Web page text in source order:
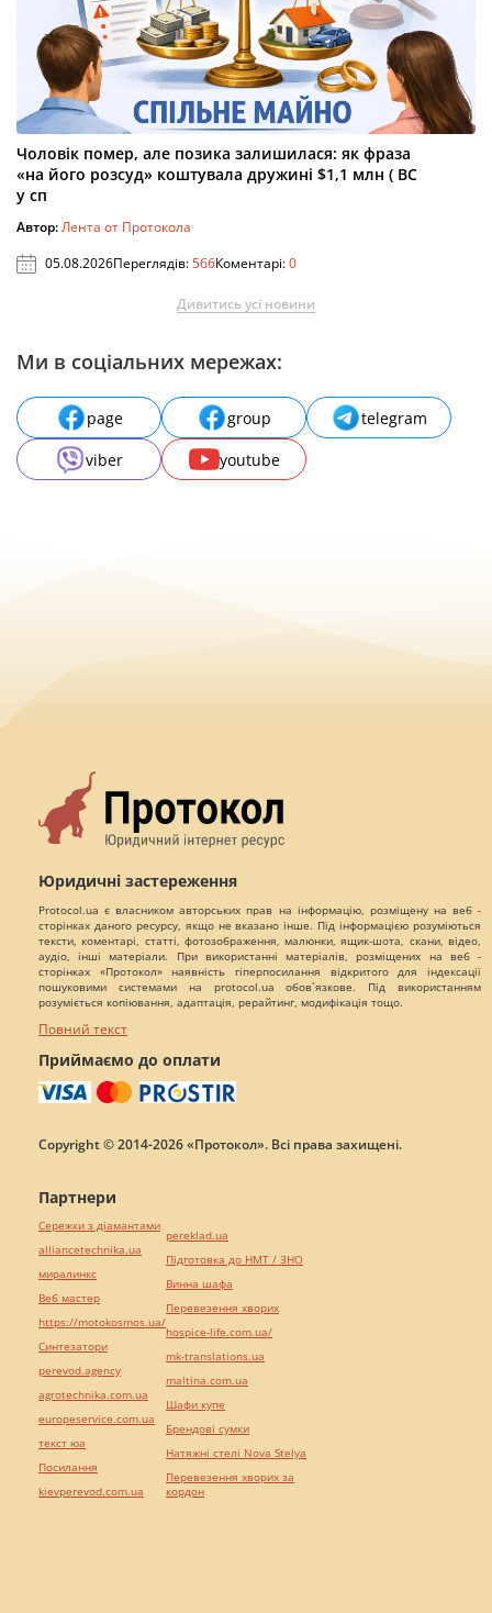
Чоловік помер, але позика залишилася: як фраза
«на його розсуд» коштувала дружині $1,1 млн ( ВС
у сп
Автор:Лента от Протокола
05.08.2026Переглядів:566Коментарі:0
Дивитись усі новини
Ми в соціальних мережах:
page group
telegram
viber
youtube
Юридичні застереження
Protocol.ua є власником авторських прав на інформацію, розміщену на веб -
сторінках даного ресурсу, якщо не вказано інше. Під інформацією розуміються
тексти, коментарі, статті, фотозображення, малюнки, ящик-шота, скани, відео,
аудіо, інші матеріали. При використанні матеріалів, розміщених на веб -
сторінках «Протокол» наявність гіперпосилання відкритого для індексації
пошуковими системами на protocol.ua обов`язкове. Під використанням
розуміється копіювання, адаптація, рерайтинг, модифікація тощо.
Повний текст
Приймаємо до оплати
Copyright © 2014-2026 «Протокол». Всі права захищені.
Партнери
Сережки з діамантами
alliancetechnika.ua
миралинкс
Веб мастер
https://motokosmos.ua/
Синтезатори
perevod.agency
agrotechnika.com.ua
europeservice.com.ua
текст юа
Посилання
kievperevod.com.ua
pereklad.ua
Підготовка до НМТ / ЗНО
Винна шафа
Перевезення хворих
hospice-life.com.ua/
mk-translations.ua
maltina.com.ua
Шафи купе
Брендові сумки
Натяжні стелі Nova Stelya
Перевезення хворих за
кордон